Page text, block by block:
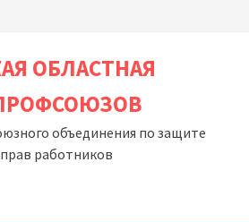
ОБЛАСТНАЯ
объединения по защите
работников